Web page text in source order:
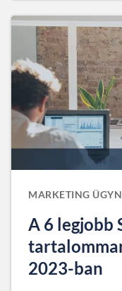
MARKETING
A 6 legjobb
2023-ban